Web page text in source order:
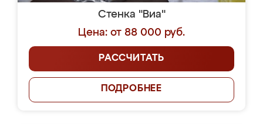
Стенка "Виа"
Цена: от 88 000 руб.
РАССЧИТАТЬ
ПОДРОБНЕЕ